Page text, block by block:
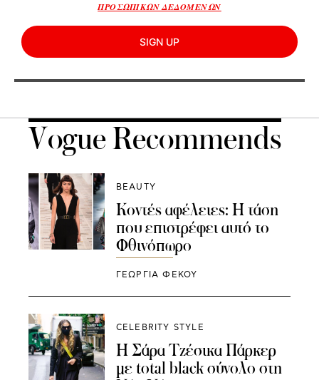
ΠΡΟΣΩΠΙΚΩΝ ΔΕΔΟΜΕΝΩΝ
SIGN UP
Vogue Recommends
BEAUTY
Κοντές αφέλειες: Η τάση
που επιστρέφει αυτό το
Φθινόπωρο
ΓΕΩΡΓΙΑ ΦΕΚΟΥ
CELEBRITY STYLE
Η Σάρα Τζέσικα Πάρκερ
με total black σύνολο στη